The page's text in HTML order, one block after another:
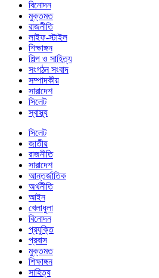
বিনোদন
মুক্তমত
রাজনীতি
লাইফ-স্টাইল
শিক্ষাঙ্গন
শিল্প ও সাহিত্য
সংগঠন সংবাদ
সম্পাদকীয়
সারাদেশ
সিলেট
স্বাস্থ্য
সিলেট
জাতীয়
রাজনীতি
সারাদেশ
আন্তর্জাতিক
অর্থনীতি
আইন
খেলাধুলা
বিনোদন
প্রযুক্তি
প্রবাস
মুক্তমত
শিক্ষাঙ্গন
সাহিত্য